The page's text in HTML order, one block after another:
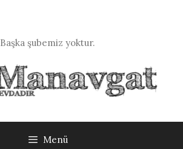
Başka şubemiz yoktur.
Menü